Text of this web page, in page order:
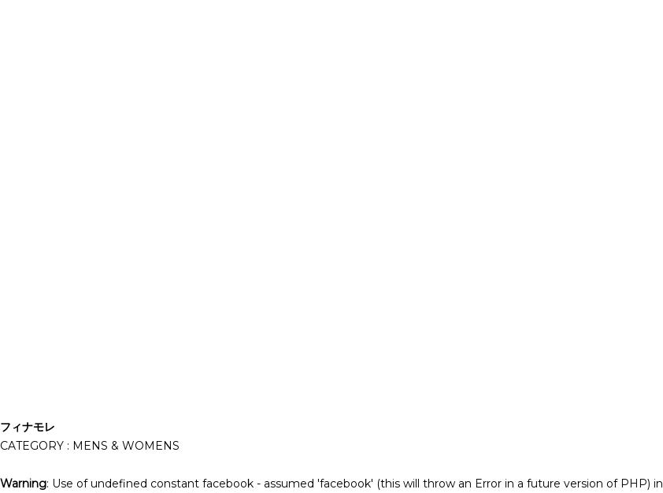
フィナモレ
CATEGORY : MENS & WOMENS
Warning: Use of undefined constant facebook - assumed 'facebook' (this will throw an Error in a future version of PHP) in